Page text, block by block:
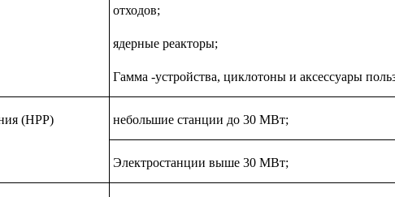
отходов;
ядерные реакторы;
Гамма -устройства, циклотоны и аксессуары
(HPP) небольшие станции до 30 МВт;
Электростанции выше 30 МВт;